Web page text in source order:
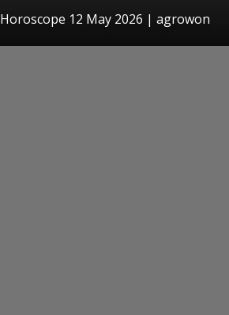
Horoscope 12 May 2026 | agrowon